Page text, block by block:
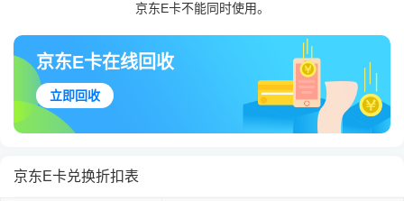
京东E卡不能同时使用。
京东E卡在线回收
立即回收
京东E卡兑换折扣表